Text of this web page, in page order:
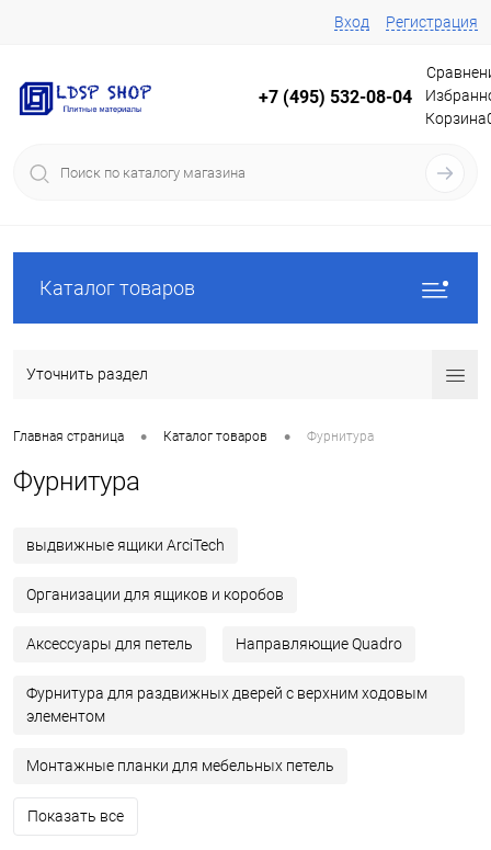
Вход Регистрация
+7 (495) 532-08-04
Корзина
Каталог товаров
Уточнить раздел
Главная страница • Каталог товаров • Фурнитура
Фурнитура
выдвижные ящики ArciTech
Организации для ящиков и коробов
Аксессуары для петель Направляющие Quadro
Фурнитура для раздвижных дверей с верхним ходовым
элементом
Монтажные планки для мебельных петель
Показать все